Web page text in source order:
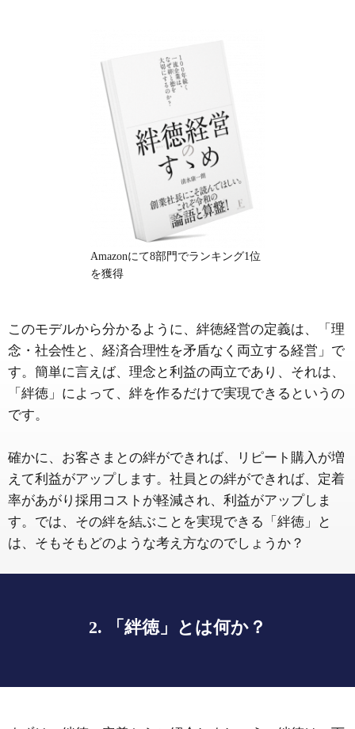
Amazonにて8部門でランキング1位
を獲得
このモデルから分かるように、絆徳経営の定義は、「理
念・社会性と、経済合理性を矛盾なく両立する経営」で
す。簡単に言えば、理念と利益の両立であり、それは、
「絆徳」によって、絆を作るだけで実現できるというの
です。
確かに、お客さまとの絆ができれば、リピート購入が増
えて利益がアップします。社員との絆ができれば、定着
率があがり採用コストが軽減され、利益がアップしま
す。では、その絆を結ぶことを実現できる「絆徳」と
は、そもそもどのような考え方なのでしょうか？
2. 「絆徳」とは何か？